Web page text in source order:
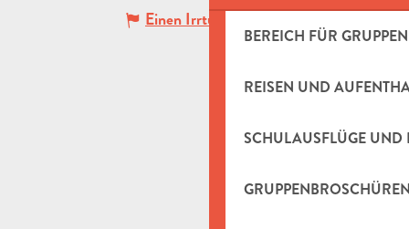
BEREICH FÜR GRUPPEN
REISEN UND
SCHULAUSFLÜGE UND
Einen Irrtum angeben